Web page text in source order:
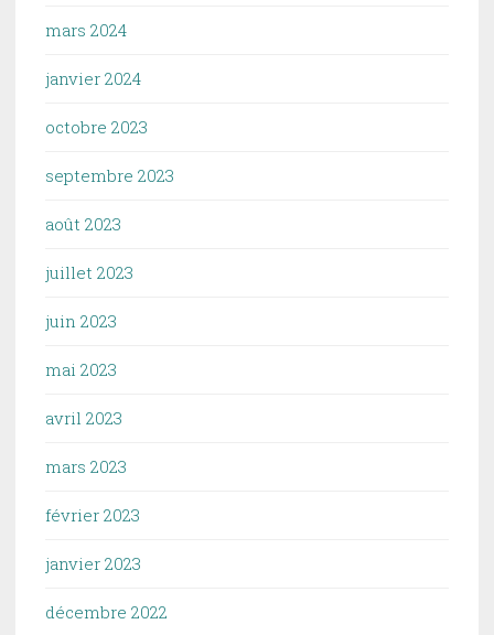
mars 2024
janvier 2024
octobre 2023
septembre 2023
août 2023
juillet 2023
juin 2023
mai 2023
avril 2023
mars 2023
février 2023
janvier 2023
décembre 2022